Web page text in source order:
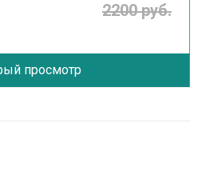
2200 руб.
просмотр